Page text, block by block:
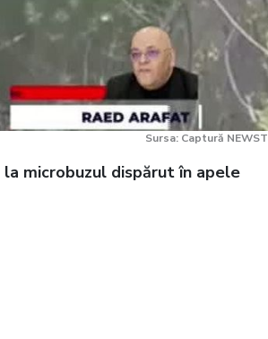
Sursa: Captură
microbuzul dispărut în apele